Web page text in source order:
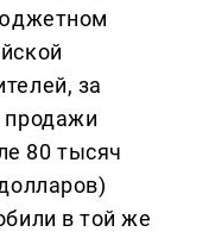
за
продажи
80 тысяч
в той же